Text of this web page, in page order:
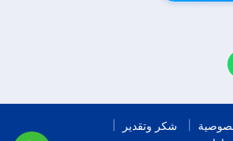
شكر وتقدير